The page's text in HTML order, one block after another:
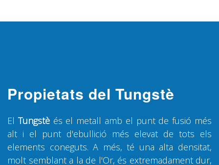
Propietats del Tungstè
El Tungstèés el metall amb el punt de fusió més
alt i el punt d'ebullició més elevat de tots els
elements coneguts. A més, té una alta densitat,
molt semblant a la de l'Or, és extremadament dur,